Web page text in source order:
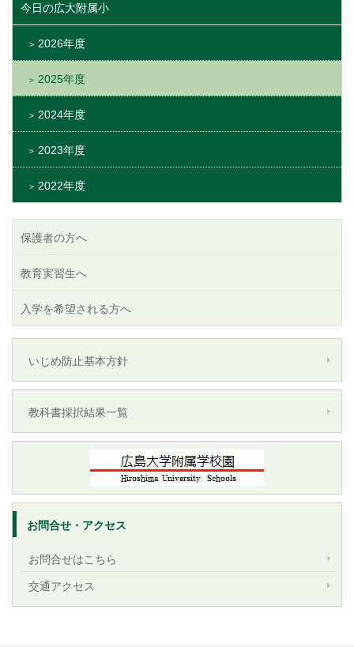
今日の広大附属小
2026年度
2025年度
2024年度
2023年度
2022年度
保護者の方へ
教育実習生へ
入学を希望される方へ
いじめ防止基本方針
教科書採択結果一覧
お問合せ・アクセス
お問合せはこちら
交通アクセス